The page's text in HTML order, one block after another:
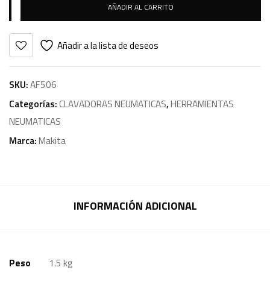
AÑADIR AL CARRITO
Añadir a la lista de deseos
SKU:AF506
Categorías:CLAVADORAS NEUMATICAS,HERRAMIENTAS
NEUMATICAS
Marca:Makita
INFORMACIÓN ADICIONAL
Peso 1.5 kg